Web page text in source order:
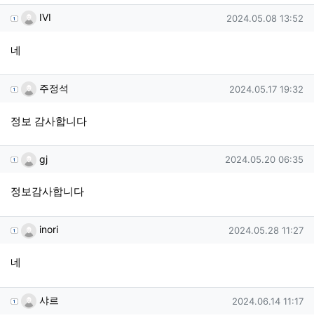
IVI님의 댓글
IVI 작성일
2024.05.08 13:52
네
주정석님의 댓글
주정석 작성일
2024.05.17 19:32
정보 감사합니다
gj님의 댓글
gj 작성일
2024.05.20 06:35
정보감사합니다
inori님의 댓글
inori 작성일
2024.05.28 11:27
네
샤르님의 댓글
샤르 작성일
2024.06.14 11:17